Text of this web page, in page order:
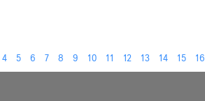
4 5 6 7 8 9 10 11 12 13 14 15 16